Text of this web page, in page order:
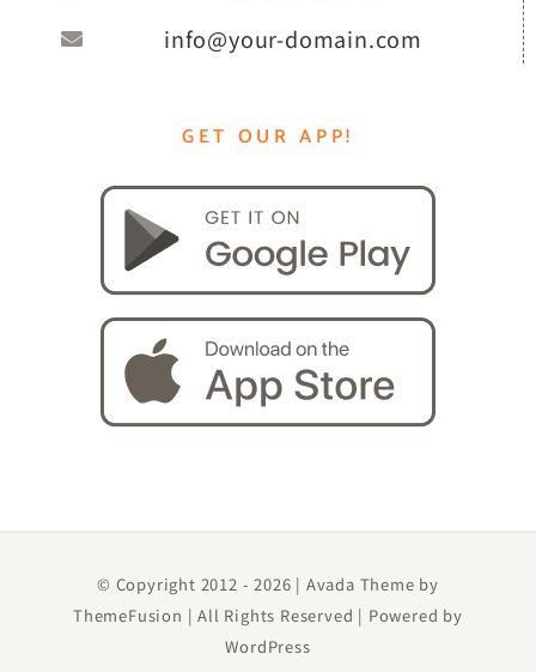
info@your-domain.com
GET OUR APP!
© Copyright 2012 -2026 | Avada Theme by
ThemeFusion | All Rights Reserved | Powered by
WordPress